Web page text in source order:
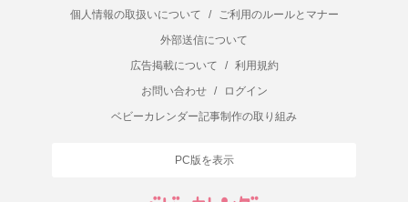
個人情報の取扱いについて
/
ご利用のルールとマナー
外部送信について
広告掲載について
/
利用規約
お問い合わせ
/
ログイン
ベビーカレンダー記事制作の取り組み
PC版を表示